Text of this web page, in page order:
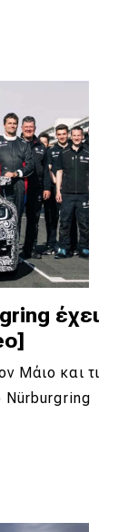
έχει
Μάιο και τι
Nürburgring